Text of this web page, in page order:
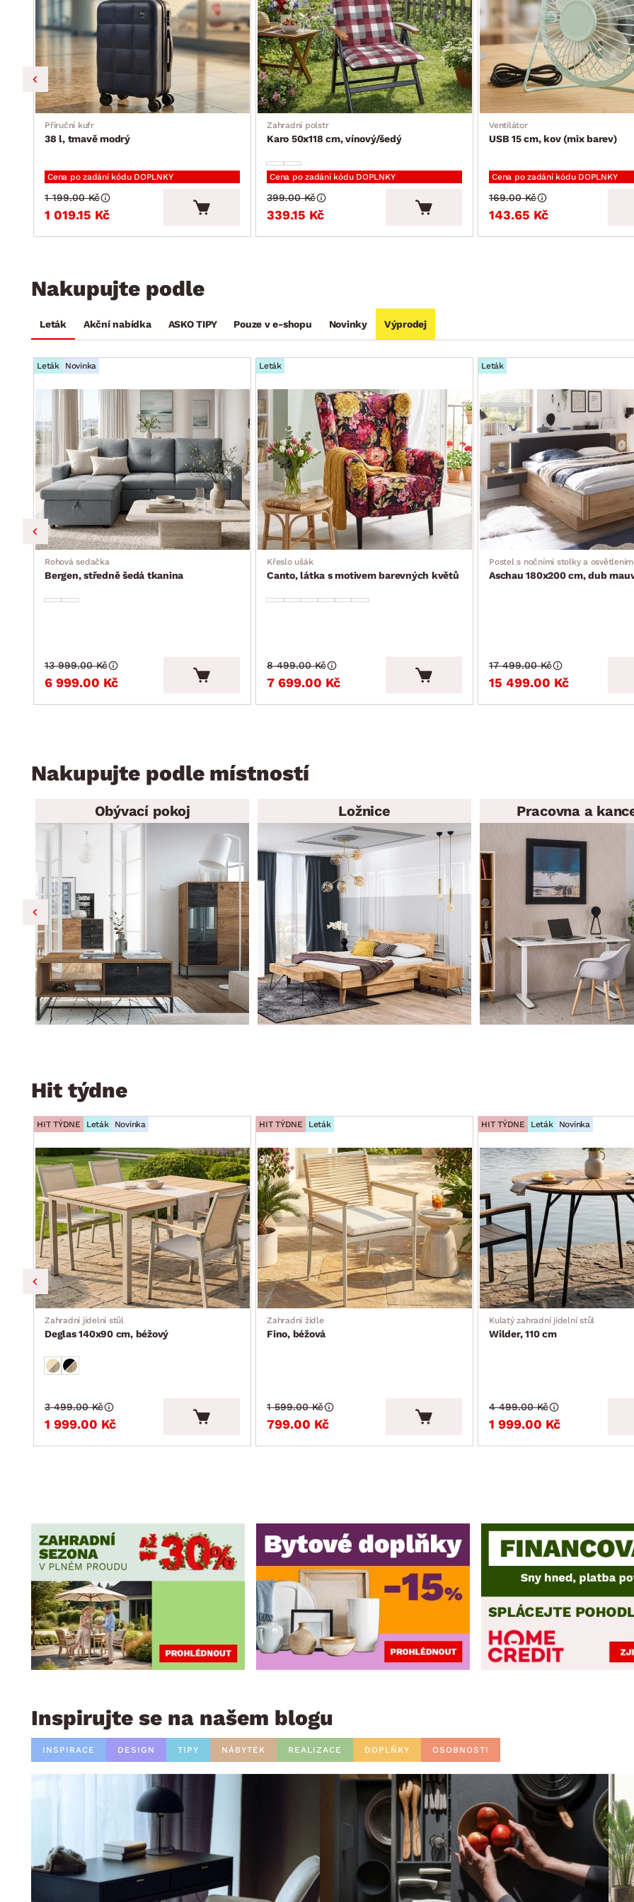
Příruční kufr
38 l, tmavě modrý
Cena po zadání kódu DOPLNKY
1 019.15 Kč
1 199.00 Kč
Zahradní polstr
Karo 50x118 cm, vínový/šedý
Cena po zadání kódu DOPLNKY
339.15 Kč
399.00 Kč
Ventilátor
USB 15 cm, kov (mix barev)
Cena po zadání kódu DOPLNKY
143.65 Kč
169.00 Kč
Nakupujte podle
Leták Akční nabídka ASKO TIPY Pouze v e-shopu Novinky Výprodej
Leták Novinka
Rohová sedačka
Bergen, středně šedá tkanina
6 999.00 Kč
13 999.00 Kč
Leták
Křeslo ušák
Canto, látka s motivem barevných květů
7 699.00 Kč
8 499.00 Kč
Leták
Postel s nočními stolky a osvětlením
Aschau 180x200 cm, dub
15 499.00 Kč
17 499.00 Kč
Nakupujte podle místností
Obývací pokoj Ložnice Pracovna a
Hit týdne
HIT TÝDNE Leták Novinka
Zahradní jídelní stůl
Deglas 140x90 cm, béžový
1 999.00 Kč
3 499.00 Kč
HIT TÝDNE Leták
Zahradní židle
Fino, béžová
799.00 Kč
1 599.00 Kč
HIT TÝDNE Leták Novinka
Kulatý zahradní jídelní stůl
Wilder, 110 cm
1 999.00 Kč
4 499.00 Kč
Inspirujte se na našem blogu
INSPIRACE DESIGN TIPY NÁBYTEK REALIZACE DOPLŇKY OSOBNOSTI